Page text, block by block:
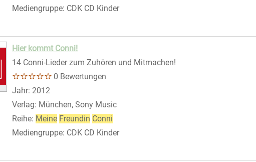
Filter anzeigen
Mediengruppe: CDK CD Kinder
Hier kommt Conni!
14 Conni-Lieder zum Zuhören und Mitmachen!
0 Bewertungen
Suche nach diesem Verfasser
Jahr: 2012
Verlag: München, Sony Music
Reihe: Meine Freundin Conni
Mediengruppe: CDK CD Kinder